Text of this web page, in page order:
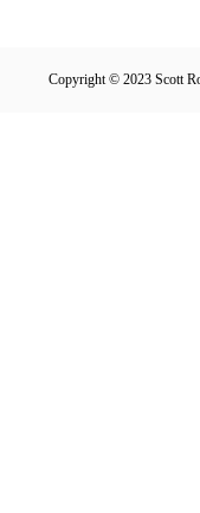
Copyright © 2023 Scott